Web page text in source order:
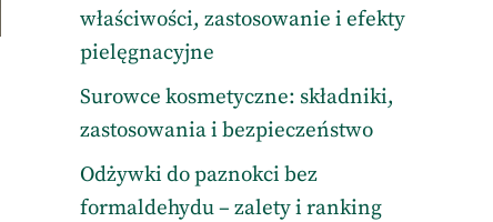
właściwości, zastosowanie i efekty
pielęgnacyjne
Surowce kosmetyczne: składniki,
zastosowania i bezpieczeństwo
Odżywki do paznokci bez
formaldehydu – zalety i ranking